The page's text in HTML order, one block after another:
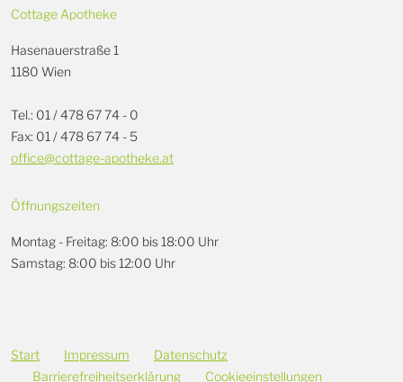
Cottage Apotheke
Hasenauerstraße 1
1180 Wien
Tel.: 01 / 478 67 74 - 0
Fax: 01 / 478 67 74 - 5
office@cottage-apotheke.at
Öffnungszeiten
Montag - Freitag: 8:00 bis 18:00 Uhr
Samstag: 8:00 bis 12:00 Uhr
Start Impressum
Datenschutz
Barrierefreiheitserklärung
Cookieeinstellungen